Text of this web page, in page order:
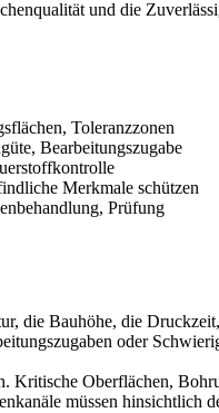
und die
Toleranzzonen
Bearbeitungszugabe
Merkmale schützen
Prüfung
die Bauhöhe, die
oder
Kritische Oberflächen,
müssen hinsichtlich